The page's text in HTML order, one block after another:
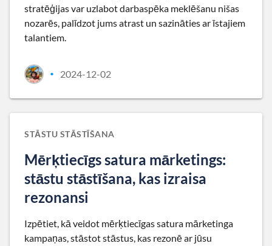
stratēģijas var uzlabot darbaspēka meklēšanu nišas
nozarēs, palīdzot jums atrast un sazināties ar īstajiem
talantiem.
• 2024-12-02
STĀSTU STĀSTĪŠANA
Mērķtiecīgs satura mārketings:
stāstu stāstīšana, kas izraisa
rezonansi
Izpētiet, kā veidot mērķtiecīgas satura mārketinga
kampaņas, stāstot stāstus, kas rezonē ar jūsu